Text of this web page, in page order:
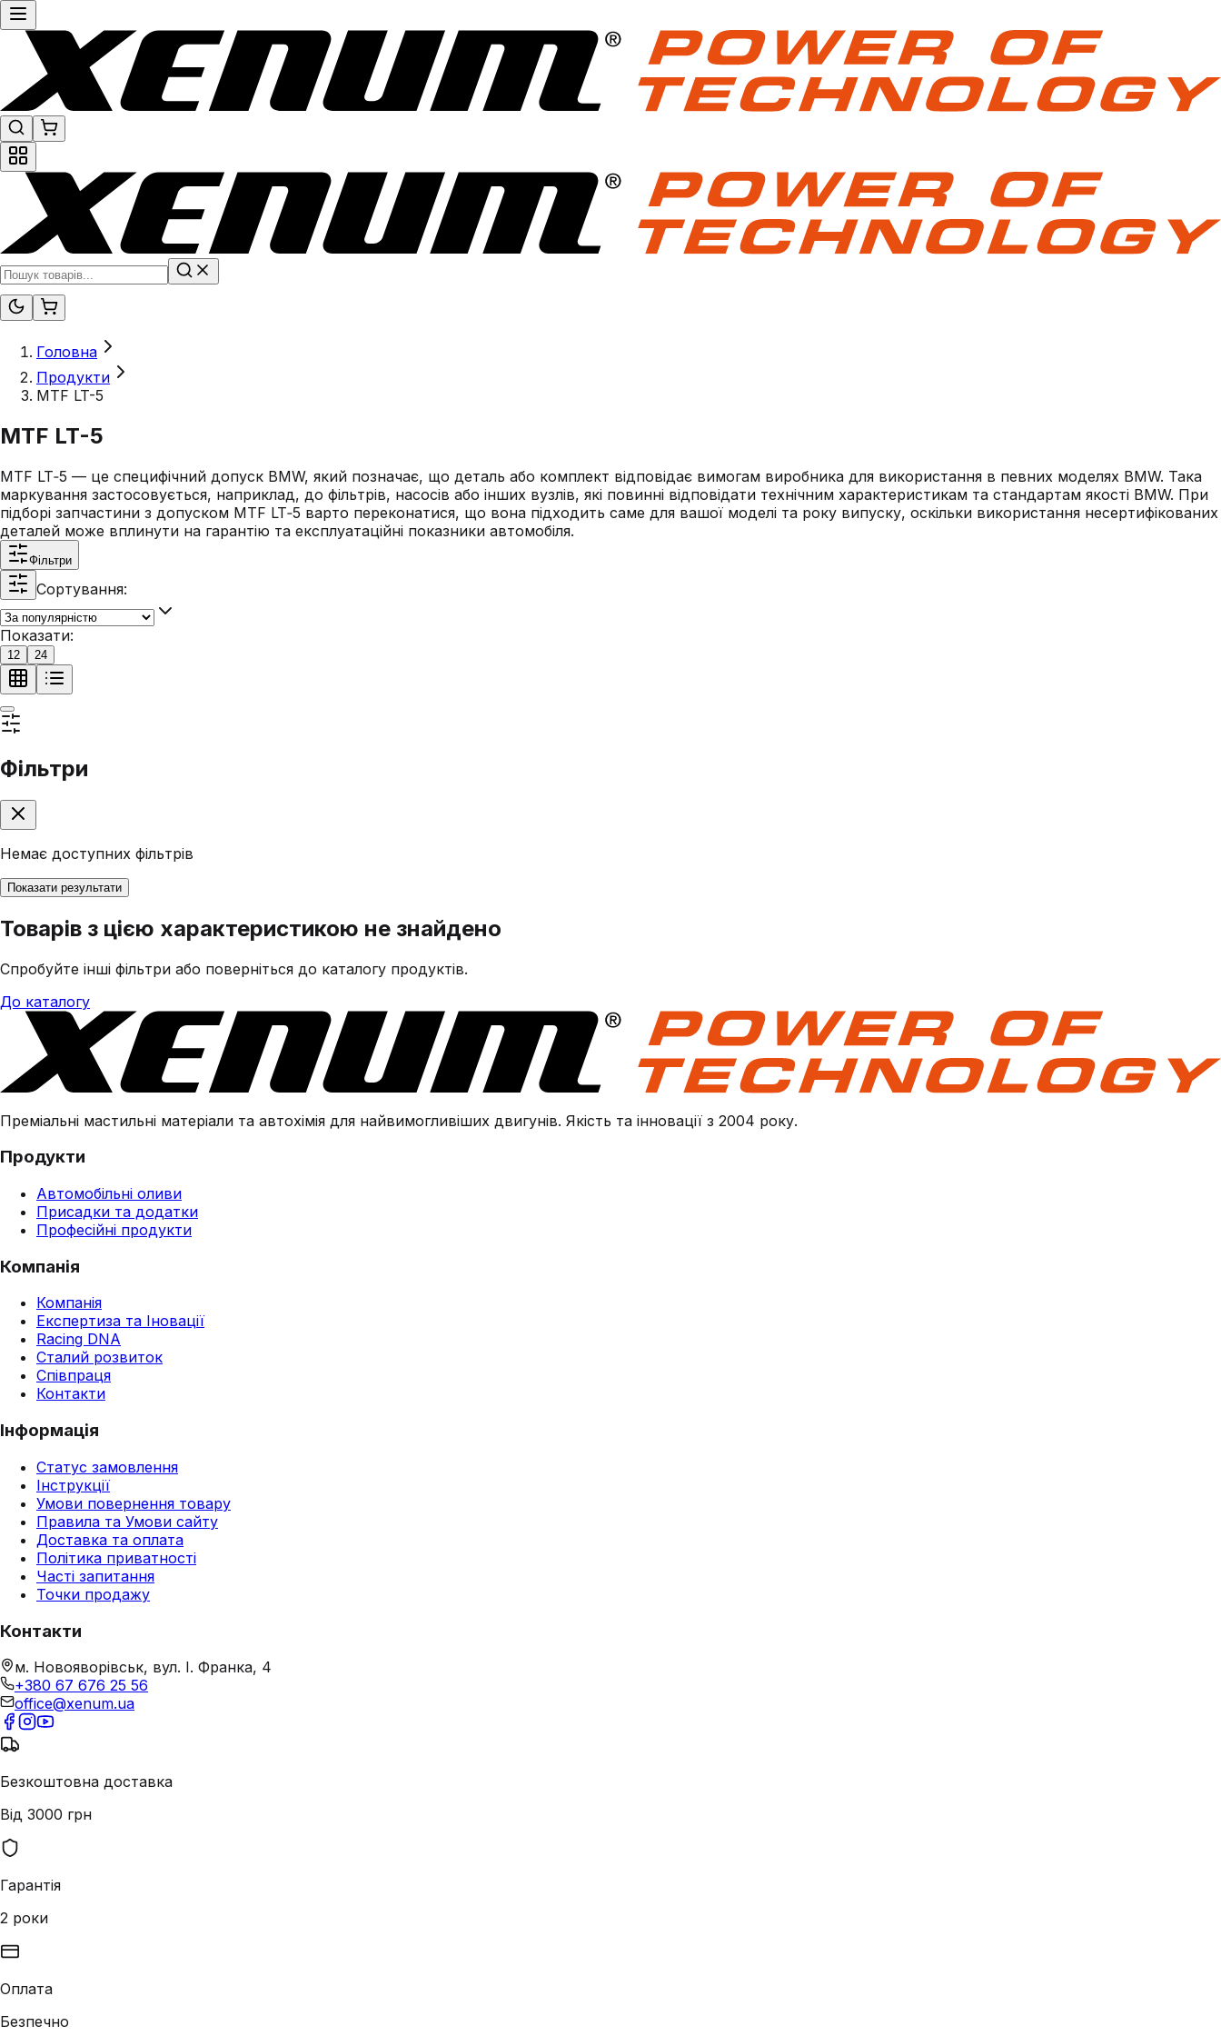
Головна
Продукти
MTF LT-5
MTF LT-5
MTF LT‑5 — це специфічний допуск BMW, який позначає, що деталь або комплект відповідає вимогам виробника для використання в певних моделях BMW. Така
маркування застосовується, наприклад, до фільтрів, насосів або інших вузлів, які повинні відповідати технічним характеристикам та стандартам якості BMW. При
підборі запчастини з допуском MTF LT‑5 варто переконатися, що вона підходить саме для вашої моделі та року випуску, оскільки використання несертифікованих
деталей може вплинути на гарантію та експлуатаційні показники автомобіля.
Фільтри
Сортування:
Показати:
12 24
Фільтри
Немає доступних фільтрів
Показати результати
Товарів з цією характеристикою не знайдено
Спробуйте інші фільтри або поверніться до каталогу продуктів.
До каталогу
Преміальні мастильні матеріали та автохімія для найвимогливіших двигунів. Якість та інновації з 2004 року.
Продукти
Автомобільні оливи
Присадки та додатки
Професійні продукти
Компанія
Компанія
Експертиза та Іновації
Racing DNA
Сталий розвиток
Співпраця
Контакти
Інформація
Статус замовлення
Інструкції
Умови повернення товару
Правила та Умови сайту
Доставка та оплата
Політика приватності
Часті запитання
Точки продажу
Контакти
м. Новояворівськ, вул. І. Франка, 4
+380 67 676 25 56
office@xenum.ua
Безкоштовна доставка
Від 3000 грн
Гарантія
2 роки
Оплата
Безпечно